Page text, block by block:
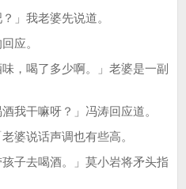
我老婆先说道。
应。
喝了多少啊。」老婆是一副
干嘛呀？」冯涛回应道。
说话声调也有些高。
去喝酒。」莫小岩将矛头指